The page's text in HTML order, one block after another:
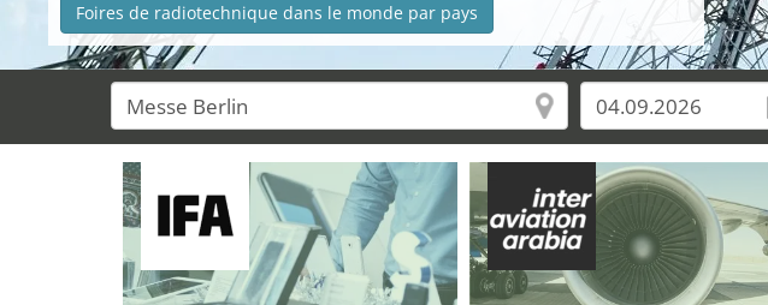
Foires de radiotechnique dans le monde par pays